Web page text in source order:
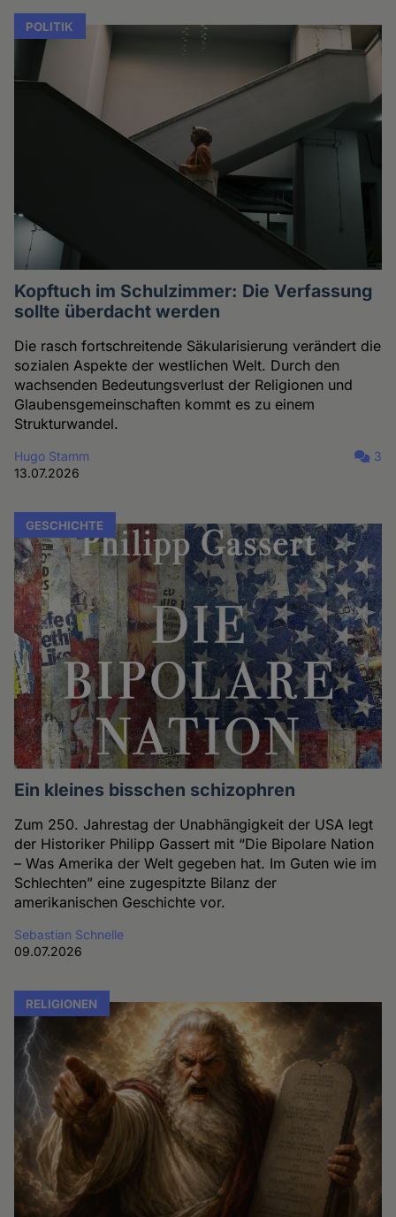
POLITIK
Kopftuch im Schulzimmer: Die Verfassung
sollte überdacht werden
Die rasch fortschreitende Säkularisierung verändert die
sozialen Aspekte der westlichen Welt. Durch den
wachsenden Bedeutungsverlust der Religionen und
Glaubensgemeinschaften kommt es zu einem
Strukturwandel.
Hugo Stamm
13.07.2026
3
GESCHICHTE
Ein kleines bisschen schizophren
Zum 250. Jahrestag der Unabhängigkeit der USA legt
der Historiker Philipp Gassert mit “Die Bipolare Nation
– Was Amerika der Welt gegeben hat. Im Guten wie im
Schlechten” eine zugespitzte Bilanz der
amerikanischen Geschichte vor.
Sebastian Schnelle
09.07.2026
RELIGIONEN